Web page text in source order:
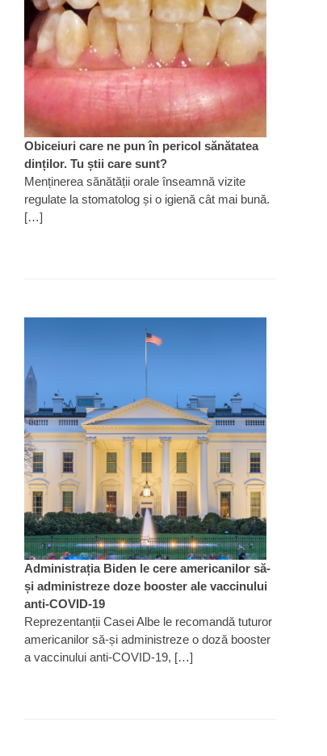
Obiceiuri care ne pun în pericol sănătatea
dinților. Tu știi care sunt?
Menținerea sănătății orale înseamnă vizite
regulate la stomatolog și o igienă cât mai bună.
[…]
Administrația Biden le cere americanilor să-
și administreze doze booster ale vaccinului
anti-COVID-19
Reprezentanții Casei Albe le recomandă tuturor
americanilor să-și administreze o doză booster
a vaccinului anti-COVID-19, […]